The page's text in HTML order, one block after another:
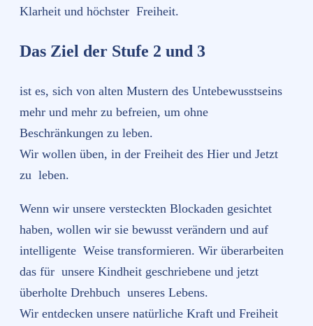
Klarheit und höchster Freiheit.
Das Ziel der Stufe 2 und 3
ist es, sich von alten Mustern des Untebewusstseins
mehr und mehr zu befreien, um ohne
Beschränkungen zu leben.
Wir wollen üben, in der Freiheit des Hier und Jetzt
zu leben.
Wenn wir unsere versteckten Blockaden gesichtet
haben, wollen wir sie bewusst verändern und auf
intelligente Weise transformieren. Wir überarbeiten
das für unsere Kindheit geschriebene und jetzt
überholte Drehbuch unseres Lebens.
Wir entdecken unsere natürliche Kraft und Freiheit